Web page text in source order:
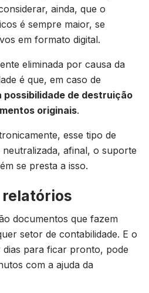
ainda, que o
é sempre maior, se
em formato digital.
eliminada por causa da
é que, em caso de
possibilidade de destruição
originais.
esse tipo de
afinal, o suporte
se presta a isso.
relatórios
documentos que fazem
setor de contabilidade. E o
para ficar pronto, pode
com a ajuda da